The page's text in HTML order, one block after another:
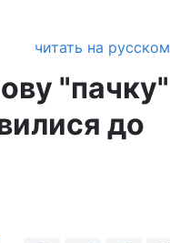
читать на русском
"пачку"
до